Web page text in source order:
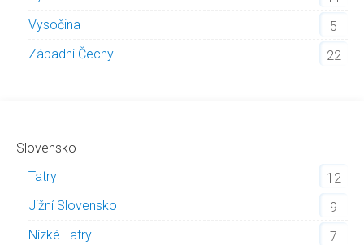
Vysočina
5
Západní Čechy
22
Slovensko
Tatry
12
Jižní Slovensko
9
Nízké Tatry
7